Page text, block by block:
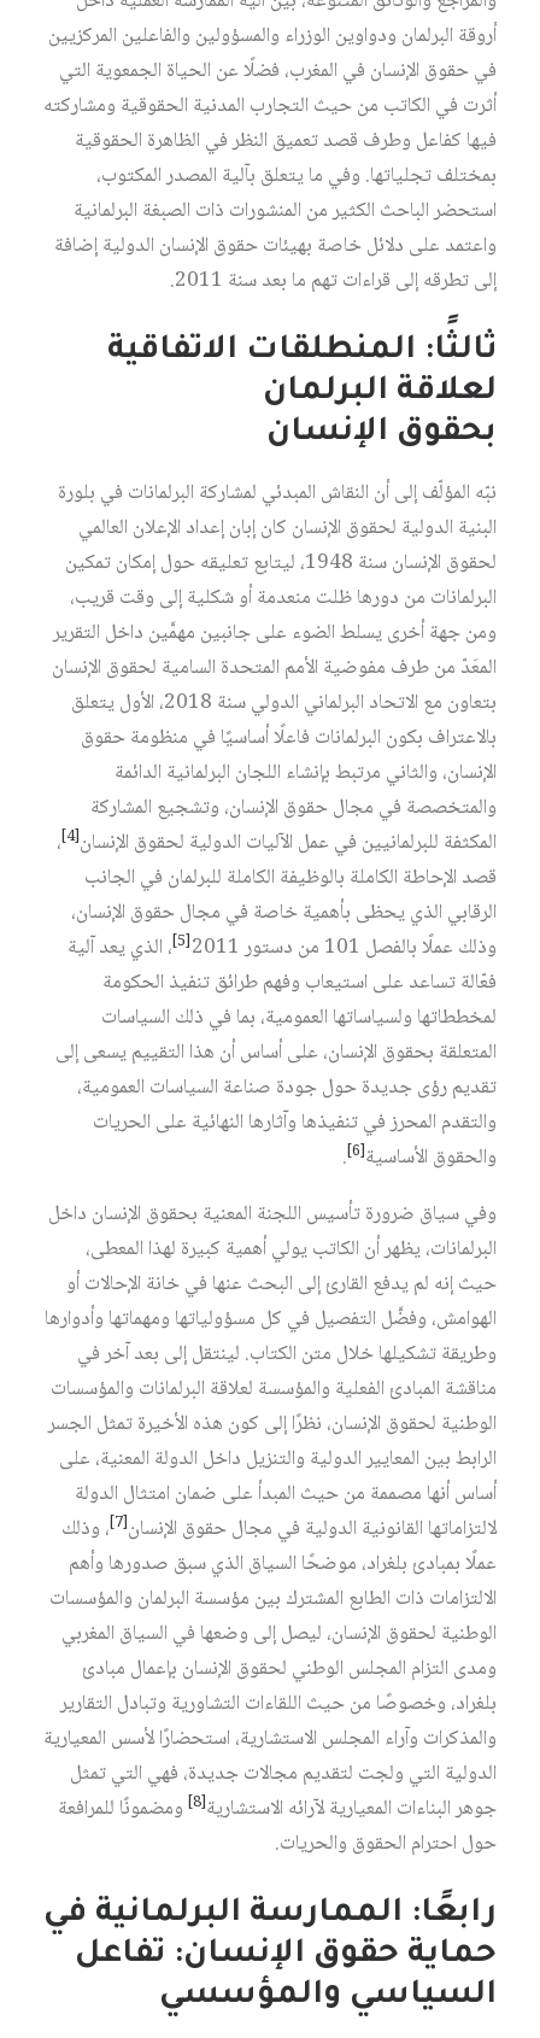
أروقة البرلمان ودواوين الوزراء والمسؤولين والفاعلين المركزيين
في حقوق الإنسان في المغرب، فضلًا عن الحياة الجمعوية التي
أثرت في الكاتب من حيث التجارب المدنية الحقوقية ومشاركته
فيها كفاعل وطرف قصد تعميق النظر في الظاهرة الحقوقية
بمختلف تجلياتها. وفي ما يتعلق بآلية المصدر المكتوب،
استحضر الباحث الكثير من المنشورات ذات الصبغة البرلمانية
واعتمد على دلائل خاصة بهيئات حقوق الإنسان الدولية إضافة
إلى تطرقه إلى قراءات تهم ما بعد سنة 2011.
ثالثًا: المنطلقات الاتفاقية
لعلاقة البرلمان
بحقوق الإنسان
نبّه المؤلّف إلى أن النقاش المبدئي لمشاركة البرلمانات في بلورة
البنية الدولية لحقوق الإنسان كان إبان إعداد الإعلان العالمي
لحقوق الإنسان سنة 1948، ليتابع تعليقه حول إمكان تمكين
البرلمانات من دورها ظلت منعدمة أو شكلية إلى وقت قريب،
ومن جهة أخرى يسلط الضوء على جانبين مهمَّين داخل التقرير
المعَدّ من طرف مفوضية الأمم المتحدة السامية لحقوق الإنسان
بتعاون مع الاتحاد البرلماني الدولي سنة 2018، الأول يتعلق
بالاعتراف بكون البرلمانات فاعلًا أساسيًا في منظومة حقوق
الإنسان، والثاني مرتبط بإنشاء اللجان البرلمانية الدائمة
والمتخصصة في مجال حقوق الإنسان، وتشجيع المشاركة
المكثفة للبرلمانيين في عمل الآليات الدولية لحقوق الإنسان[4] ،
قصد الإحاطة الكاملة بالوظيفة الكاملة للبرلمان في الجانب
الرقابي الذي يحظى بأهمية خاصة في مجال حقوق الإنسان،
وذلك عملًا بالفصل 101 من دستور 2011
[5] ، الذي يعد آلية
فعّالة تساعد على استيعاب وفهم طرائق تنفيذ الحكومة
لمخططاتها ولسياساتها العمومية، بما في ذلك السياسات
المتعلقة بحقوق الإنسان، على أساس أن هذا التقييم يسعى إلى
تقديم رؤى جديدة حول جودة صناعة السياسات العمومية،
والتقدم المحرز في تنفيذها وآثارها النهائية على الحريات
والحقوق الأساسية[6]
.
وفي سياق ضرورة تأسيس اللجنة المعنية بحقوق الإنسان داخل
البرلمانات، يظهر أن الكاتب يولي أهمية كبيرة لهذا المعطى،
حيث إنه لم يدفع القارئ إلى البحث عنها في خانة الإحالات أو
الهوامش، وفضَّل التفصيل في كل مسؤولياتها ومهماتها وأدوارها
وطريقة تشكيلها خلال متن الكتاب. لينتقل إلى بعد آخر في
مناقشة المبادئ الفعلية والمؤسسة لعلاقة البرلمانات والمؤسسات
الوطنية لحقوق الإنسان، نظرًا إلى كون هذه الأخيرة تمثل الجسر
الرابط بين المعايير الدولية والتنزيل داخل الدولة المعنية، على
أساس أنها مصممة من حيث المبدأ على ضمان امتثال الدولة
لالتزاماتها القانونية الدولية في مجال حقوق الإنسان[7] ، وذلك
عملًا بمبادئ بلغراد، موضحًا السياق الذي سبق صدورها وأهم
الالتزامات ذات الطابع المشترك بين مؤسسة البرلمان والمؤسسات
الوطنية لحقوق الإنسان، ليصل إلى وضعها في السياق المغربي
ومدى التزام المجلس الوطني لحقوق الإنسان بإعمال مبادئ
بلغراد، وخصوصًا من حيث اللقاءات التشاورية وتبادل التقارير
والمذكرات وآراء المجلس الاستشارية، استحضارًا لأسس المعيارية
الدولية التي ولجت لتقديم مجالات جديدة، فهي التي تمثل
جوهر البناءات المعيارية لآرائه الاستشارية[8]
ومضمونًا للمرافعة
حول احترام الحقوق والحريات.
رابعًا: الممارسة البرلمانية في
حماية حقوق الإنسان: تفاعل
السياسي والمؤسسي